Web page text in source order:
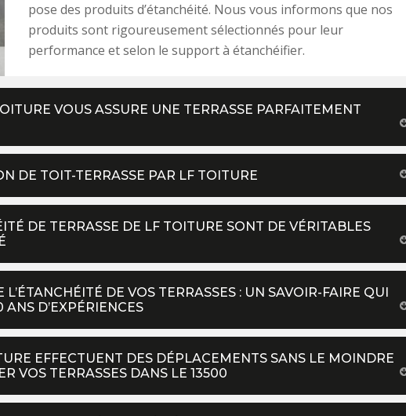
pose des produits d’étanchéité. Nous vous informons que nos
produits sont rigoureusement sélectionnés pour leur
performance et selon le support à étanchéifier.
VOUS ASSURE UNE TERRASSE PARFAITEMENT
DE TOIT-TERRASSE PAR LF TOITURE
DE TERRASSE DE LF TOITURE SONT DE VÉRITABLES
L’ÉTANCHÉITÉ DE VOS TERRASSES : UN SAVOIR-FAIRE QUI
ANS D’EXPÉRIENCES
EFFECTUENT DES DÉPLACEMENTS SANS LE MOINDRE
VOS TERRASSES DANS LE 13500